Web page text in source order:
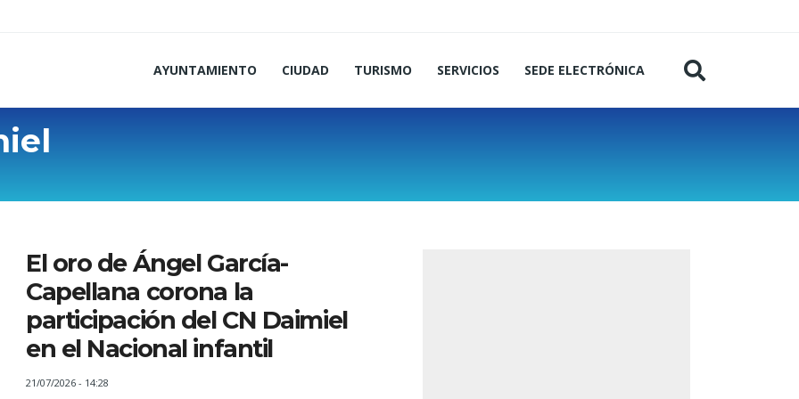
AYUNTAMIENTO CIUDAD TURISMO SERVICIOS SEDE ELECTRÓNICA
El oro de Ángel García-
Capellana corona la
participación del CN Daimiel
en el Nacional infantil
21/07/2026 - 14:28